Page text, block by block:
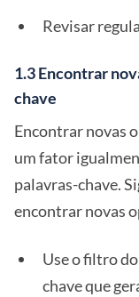
Revisar
1.3 Encontrar
chave
Encontrar novas
um fator
palavras-chave.
encontrar novas
Use o filtro
chave que